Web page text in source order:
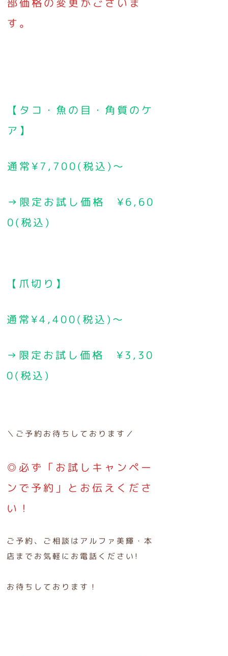
す。
【タコ・魚の目・角質のケ
ア】
通常¥7,700(税込)～
→限定お試し価格 ¥6,60
0(税込)
【爪切り】
通常¥4,400(税込)～
→限定お試し価格 ¥3,30
0(税込)
＼ご予約お待ちしております／
◎必ず「お試しキャンペー
ンで予約」とお伝えくださ
い！
ご予約、ご相談はアルファ美輝・本
店までお気軽にお電話ください!
お待ちしております！